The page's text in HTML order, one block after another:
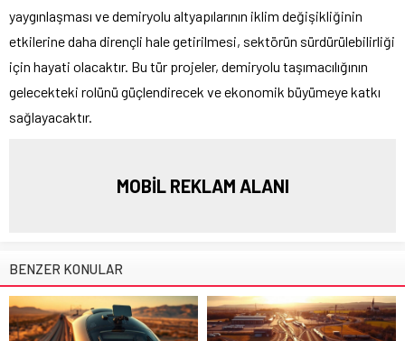
yaygınlaşması ve demiryolu altyapılarının iklim değişikliğinin
etkilerine daha dirençli hale getirilmesi, sektörün sürdürülebilirliği
için hayati olacaktır. Bu tür projeler, demiryolu taşımacılığının
gelecekteki rolünü güçlendirecek ve ekonomik büyümeye katkı
sağlayacaktır.
MOBİL REKLAM ALANI
BENZER KONULAR